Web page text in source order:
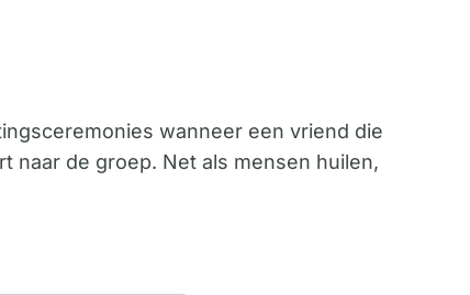
wanneer een vriend die
naar de groep. Net als mensen huilen,